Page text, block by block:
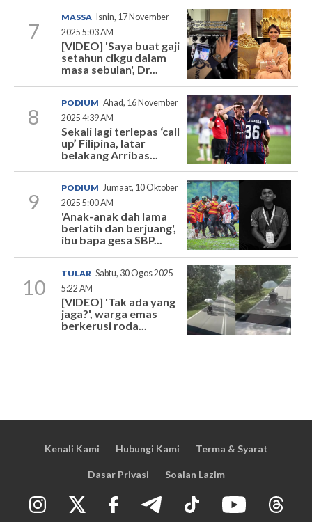
7
MASSA
Isnin, 17 November
2025 5:03 AM
[VIDEO] 'Saya buat gaji
setahun cikgu dalam
masa sebulan', Dr...
8
PODIUM Ahad, 16 November
2025 4:39 AM
Sekali lagi terlepas ‘call
up’ Filipina, latar
belakang Arribas...
9
PODIUM Jumaat, 10 Oktober
2025 5:00 AM
'Anak-anak dah lama
berlatih dan berjuang',
ibu bapa gesa SBP...
10
TULAR Sabtu, 30 Ogos 2025
5:22 AM
[VIDEO] 'Tak ada yang
jaga?', warga emas
berkerusi roda...
Kenali Kami Hubungi Kami Terma & Syarat
Dasar Privasi Soalan Lazim